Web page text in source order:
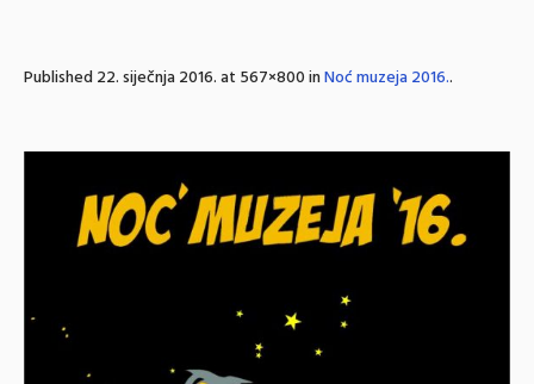
Published22. siječnja 2016.at 567×800 inNoć muzeja 2016..